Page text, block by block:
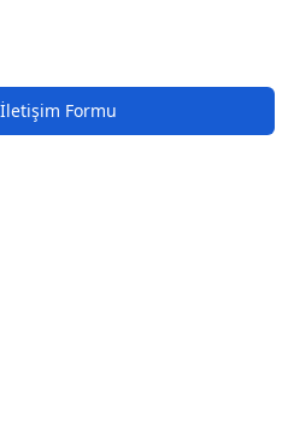
Formu